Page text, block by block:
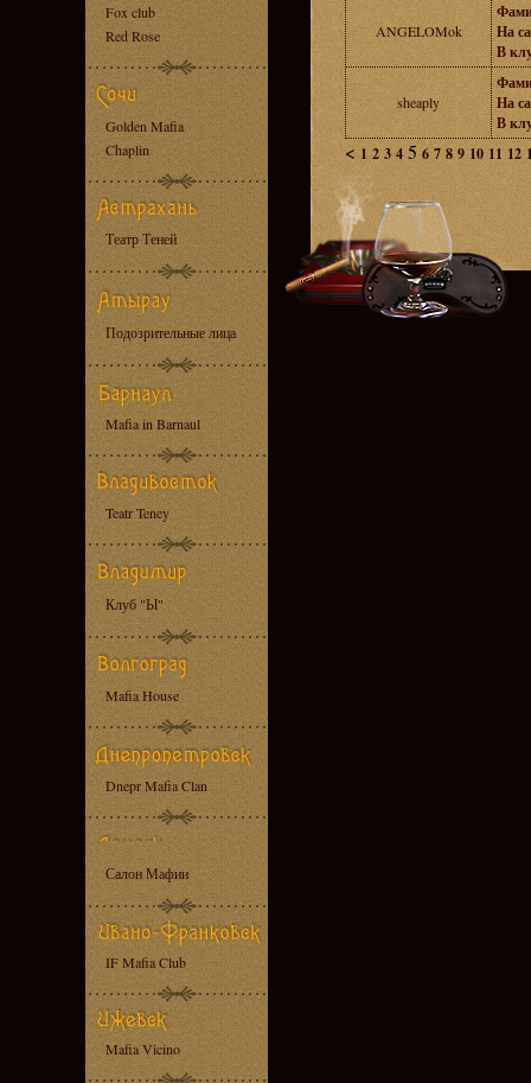
Fox club
Red Rose
Golden Mafia
Chaplin
Театр Теней
Подозрительные лица
Mafia in Barnaul
Teatr Teney
Клуб "Ы"
Mafia House
Dnepr Mafia Clan
Салон Мафии
IF Mafia Club
Mafia Vicino
ANGELOMok
На
В
sheaply
На
В
< 1 2 3 4 5 6 7 8 9 10 11 12